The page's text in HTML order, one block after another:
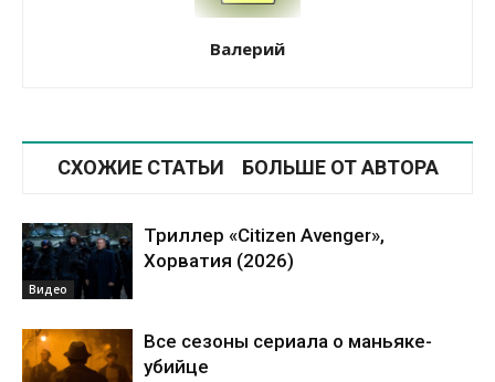
Валерий
СХОЖИЕ СТАТЬИ БОЛЬШЕ ОТ АВТОРА
Видео
Триллер «Citizen Avenger»,
Хорватия (2026)
Все сезоны сериала о маньяке-
убийце